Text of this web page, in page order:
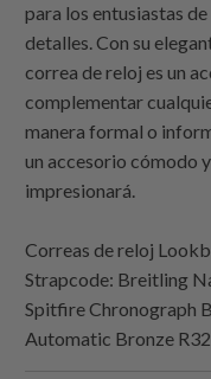
para los entusiastas
detalles. Con su
correa de reloj es un
complementar
manera formal o
un accesorio cómodo
impresionará.
Correas de reloj
Strapcode: Breitling
Spitfire Chronograph
Automatic Bronze